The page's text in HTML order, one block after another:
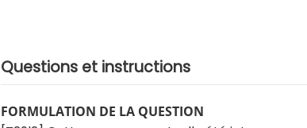
Questions et instructions
FORMULATION DE LA QUESTION